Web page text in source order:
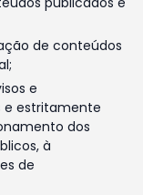
de conteúdos
e
e estritamente
dos
à
de